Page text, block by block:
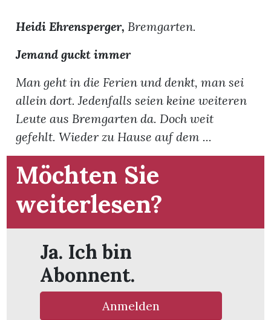
Heidi Ehrensperger,Bremgarten.
Jemand guckt immer
Man geht in die Ferien und denkt, man sei
allein dort. Jedenfalls seien keine weiteren
Leute aus Bremgarten da. Doch weit
gefehlt. Wieder zu Hause auf dem ...
Möchten Sie
weiterlesen?
Ja. Ich bin
Abonnent.
Anmelden